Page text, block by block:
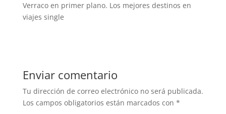
Verraco en primer plano. Los mejores destinos en
viajes single
Enviar comentario
Tu dirección de correo electrónico no será publicada.
Los campos obligatorios están marcados con *